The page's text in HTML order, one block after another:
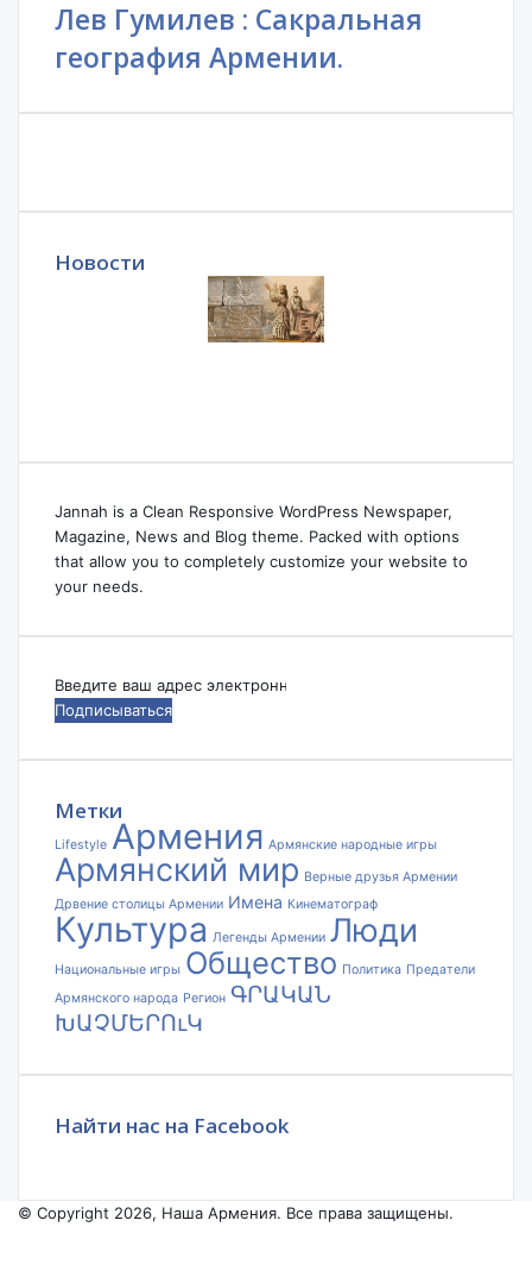
Лев Гумилев : Сакральная
география Армении.
Новости
Jannah is a Clean Responsive WordPress Newspaper,
Magazine, News and Blog theme. Packed with options
that allow you to completely customize your website to
your needs.
Введите
ваш
электронной
Метки
Lifestyle Армения Армянские народные игры
Армянский мир Верные друзья Армении
Дрвение столицы Армении Имена Кинематограф
Культура Легенды Армении Люди
Национальные игры Общество Политика Предатели
Армянского народа Регион ԳՐԱԿԱՆ
ԽԱՉՄԵՐՈւԿ
Найти нас на Facebook
© Copyright 2026, Наша Армения. Все права защищены.